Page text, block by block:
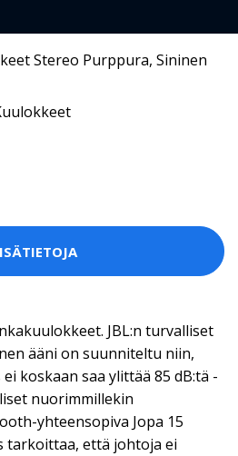
JBL:n turvalliset
ääni on suunniteltu niin,
koskaan saa ylittää 85 dB:tä -
nuorimmillekin
yhteensopiva Jopa 15
tarkoittaa, että johtoja ei